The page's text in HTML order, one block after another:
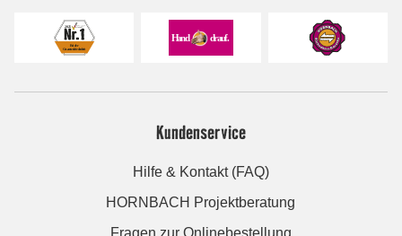
Kundenservice
Hilfe & Kontakt (FAQ)
HORNBACH Projektberatung
Fragen zur Onlinebestellung